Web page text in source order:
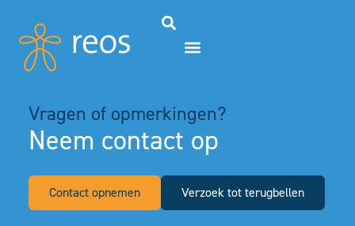
Vragen of opmerkingen?
Neem contact op
Contact opnemen Verzoek tot terugbellen